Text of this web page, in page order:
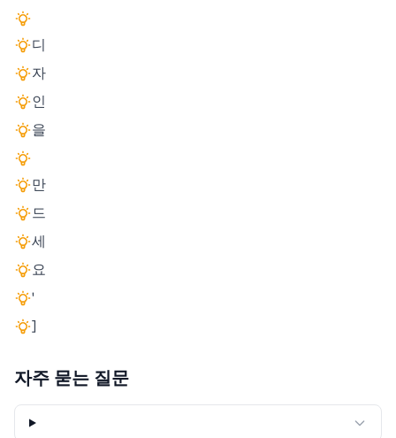
디
자
인
을
만
드
세
요
'
]
자주 묻는 질문